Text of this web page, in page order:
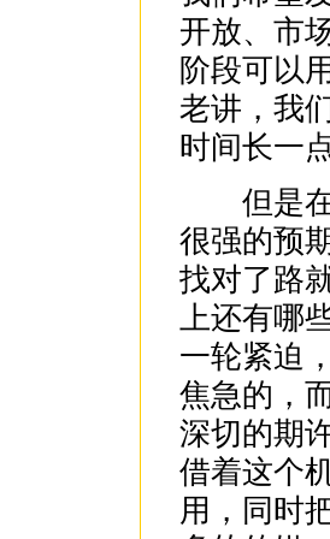
开放、市
阶段可以
老讲，我
时间长一
但是在
很强的预
找对了路
上还有哪
一轮紧迫
焦急的，
深切的期
借着这个
用，同时